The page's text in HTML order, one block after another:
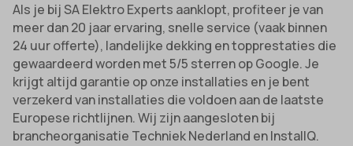
Als je bij SA Elektro Experts aanklopt, profiteer je van
meer dan 20 jaar ervaring, snelle service (vaak binnen
24 uur offerte), landelijke dekking en topprestaties die
gewaardeerd worden met 5/5 sterren op Google. Je
krijgt altijd garantie op onze installaties en je bent
verzekerd van installaties die voldoen aan de laatste
Europese richtlijnen. Wij zijn aangesloten bij
brancheorganisatie Techniek Nederland en InstallQ.